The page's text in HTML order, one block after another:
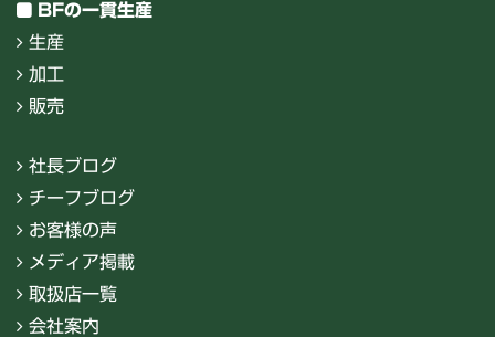
BFの一貫生産
生産
加工
販売
社長ブログ
チーフブログ
お客様の声
メディア掲載
取扱店一覧
会社案内